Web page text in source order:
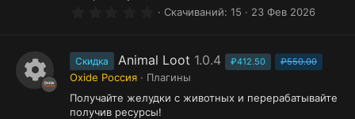
0
з
ё
з
д
Скачиваний 15 23 Фев 2026
Скидка Animal Loot 1.0.4 ₽412.50 ₽550.00
Oxide Россия
Плагины
Получайте желудки с животных и перерабатывайте
получив ресурсы!